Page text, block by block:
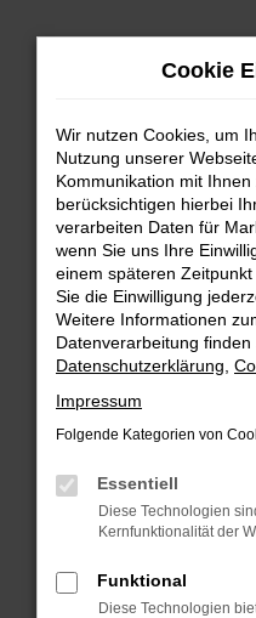
Zum
FEHLER:
Beim Laden ist ein
Hier sind ein paar
Überprüfe deine
Laden andere
Manche
verhindern.
anderen Browser
Cookie
Wir nutzen Cookies, um
Nutzung unserer
Kommunikation mit
berücksichtigen hierbei
verarbeiten Daten für
wenn Sie uns Ihre
einem späteren
Sie die Einwilligung
Weitere Informationen
Datenverarbeitung finden
Datenschutzerklärung
Impressum
Folgende Kategorien von
Essentiell
Diese Technologien
Kernfunktionalität der
Funktional
Diese Technologien